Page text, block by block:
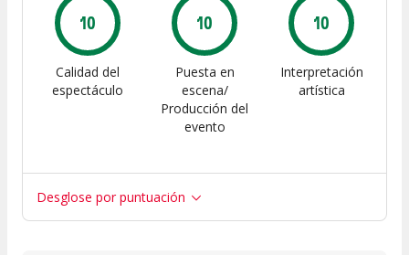
10
Calidad del
espectáculo
10
Puesta en
escena/
Producción del
evento
10
Interpretación
artística
Desglose por puntuación